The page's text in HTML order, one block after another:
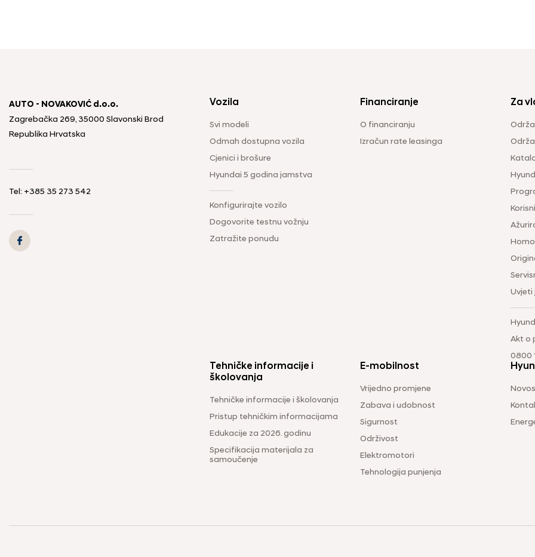
AUTO - NOVAKOVIĆ d.o.o.
Zagrebačka 269, 35000 Slavonski Brod
Republika Hrvatska
Tel: +385 35 273 542
Vozila
Svi modeli
Odmah dostupna vozila
Cjenici i brošure
Hyundai 5 godina jamstva
Konfigurirajte vozilo
Dogovorite testnu vožnju
Zatražite ponudu
Financiranje
O financiranju
Izračun rate leasinga
Za
Uvjeti
Akt o
0800
Tehničke informacije i
školovanja
Tehničke informacije i školovanja
Pristup tehničkim informacijama
Edukacije za 2026. godinu
Specifikacija materijala za
samoučenje
E-mobilnost
Vrijedno promjene
Zabava i udobnost
Sigurnost
Održivost
Elektromotori
Tehnologija punjenja